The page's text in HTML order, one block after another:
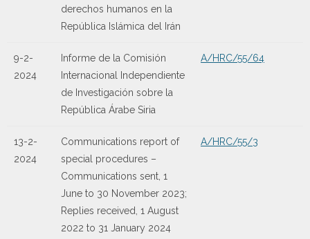
derechos humanos en la
República Islámica del Irán
9-2-
2024
Informe de la Comisión
Internacional Independiente
de Investigación sobre la
República Árabe Siria
A/HRC/55/64
13-2-
2024
Communications report of
special procedures –
Communications sent, 1
June to 30 November 2023;
Replies received, 1 August
2022 to 31 January 2024
A/HRC/55/3